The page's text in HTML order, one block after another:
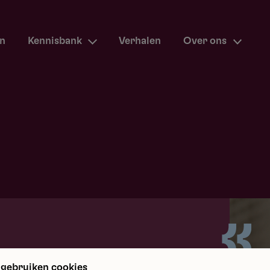
Kennisbank Verhalen Over ons
cookies